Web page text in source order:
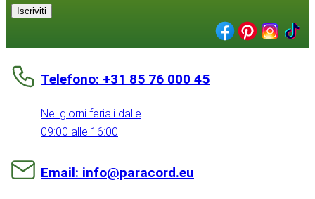
Iscriviti
Telefono: +31 85 76 000 45
Nei giorni feriali dalle
09:00 alle 16:00
Email: info@paracord.eu